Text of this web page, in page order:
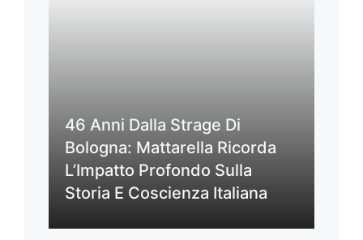
46 Anni Dalla Strage Di
Bologna: Mattarella Ricorda
L’Impatto Profondo Sulla
Storia E Coscienza Italiana